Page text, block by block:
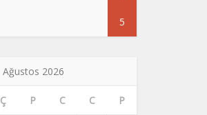
5
Ağustos 2026
Ç P C C P